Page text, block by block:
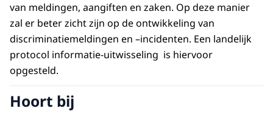
van meldingen, aangiften en zaken. Op deze manier
zal er beter zicht zijn op de ontwikkeling van
discriminatiemeldingen en –incidenten. Een landelijk
protocol informatie-uitwisseling is hiervoor
opgesteld.
Hoort bij